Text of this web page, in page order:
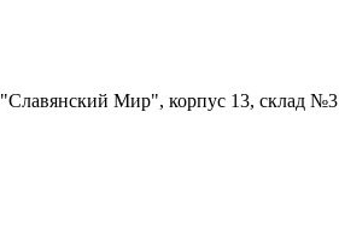
Мир", корпус 13, склад №3